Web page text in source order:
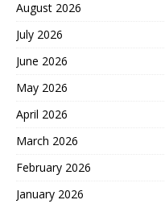
一套，要谈可以，但必须在
平等、相互尊重的框架下
一边喊着要访华。 特朗普最
近公开表示，如果中国不向
美国提供稀土和磁铁，美国
将加征200%的关税。这种
在关键资源上对中国的依
赖。 稀土是现代高科技产业
和军工产业的关键材料，中
国在全球稀土供应链中占据
August 2026
July 2026
June 2026
May 2026
April 2026
March 2026
February 2026
January 2026